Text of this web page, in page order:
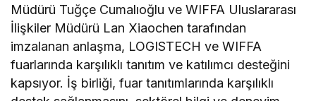
Müdürü Tuğçe Cumalıoğlu ve WIFFA Uluslararası
İlişkiler Müdürü Lan Xiaochen tarafından
imzalanan anlaşma, LOGISTECH ve WIFFA
fuarlarında karşılıklı tanıtım ve katılımcı desteğini
kapsıyor. İş birliği, fuar tanıtımlarında karşılıklı